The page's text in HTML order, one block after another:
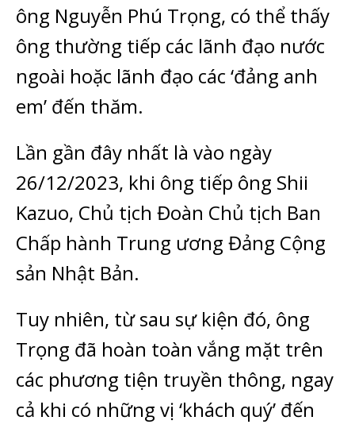
ông Nguyễn Phú Trọng, có thể thấy
ông thường tiếp các lãnh đạo nước
ngoài hoặc lãnh đạo các ‘đảng anh
em’ đến thăm.
Lần gần đây nhất là vào ngày
26/12/2023, khi ông tiếp ông Shii
Kazuo, Chủ tịch Đoàn Chủ tịch Ban
Chấp hành Trung ương Đảng Cộng
sản Nhật Bản.
Tuy nhiên, từ sau sự kiện đó, ông
Trọng đã hoàn toàn vắng mặt trên
các phương tiện truyền thông, ngay
cả khi có những vị ‘khách quý’ đến